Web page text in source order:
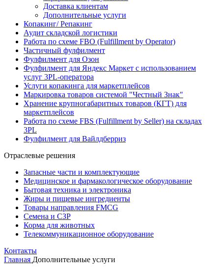
Доставка клиентам
Дополнительные услуги
Копакинг/ Репакинг
Аудит складской логистики
Работа по схеме FBO (Fulfillment by Operator)
Частичный фулфилмент
Фулфилмент для Озон
Фулфилмент для Яндекс Маркет с использованием
услуг 3PL-оператора
Услуги копакинга для маркетплейсов
Маркировка товаров системой "Честный Знак"
Хранение крупногабаритных товаров (КГТ) для
маркетплейсов
Работа по схеме FBS (Fulfillment by Seller) на складах
3PL
Фулфилмент для Вайлдберриз
Отраслевые решения
Запасные части и комплектующие
Медицинское и фармакологическое оборудование
Бытовая техника и электроника
Жиры и пищевые ингредиенты
Товары направления FMCG
Семена и СЗР
Корма для животных
Телекоммуникационное оборудование
Контакты
Главная Дополнительные услуги